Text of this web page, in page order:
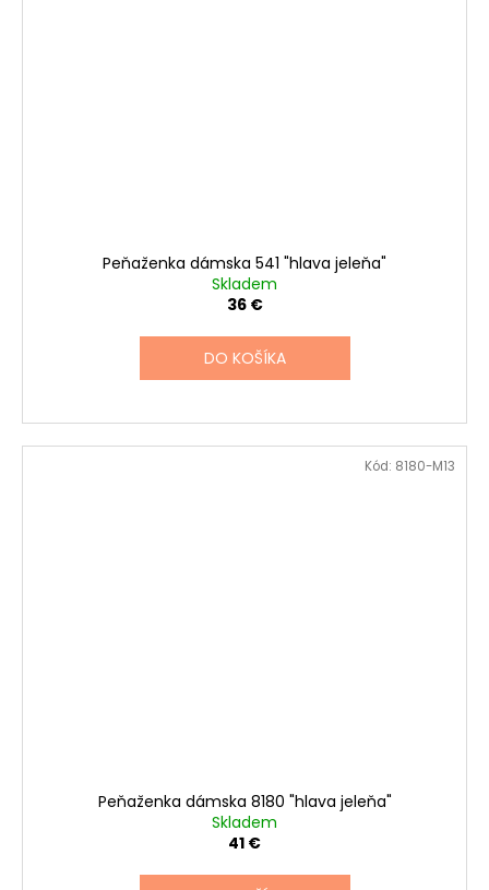
Peňaženka dámska 541 "hlava jeleňa"
Skladem
36 €
DO KOŠÍKA
Peňaženka dámska 8180 "hlava jeleňa"
Skladem
41 €
Kód: 8180-M13